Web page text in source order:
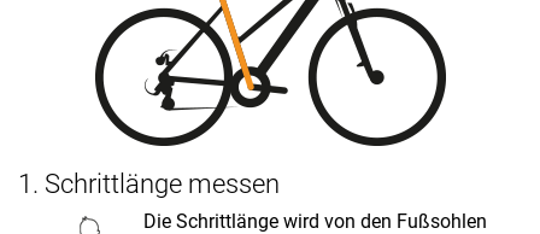
1. Schrittlänge messen
Die Schrittlänge wird von den Fußsohlen